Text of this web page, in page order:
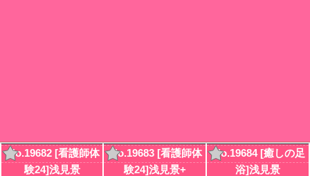
No.19682 [看護師体
験24]浅見景
No.19683 [看護師体
験24]浅見景+
No.19684 [癒しの足
浴]浅見景